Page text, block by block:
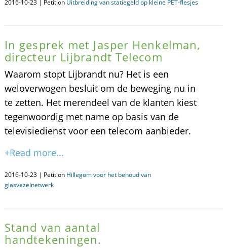
2016-10-23 | Petition Uitbreiding van statiegeld op kleine PET-flesjes
In gesprek met Jasper Henkelman,
directeur Lijbrandt Telecom
Waarom stopt Lijbrandt nu? Het is een
weloverwogen besluit om de beweging nu in
te zetten. Het merendeel van de klanten kiest
tegenwoordig met name op basis van de
televisiedienst voor een telecom aanbieder.
+Read more...
2016-10-23 | Petition Hillegom voor het behoud van
glasvezelnetwerk
Stand van aantal
handtekeningen.